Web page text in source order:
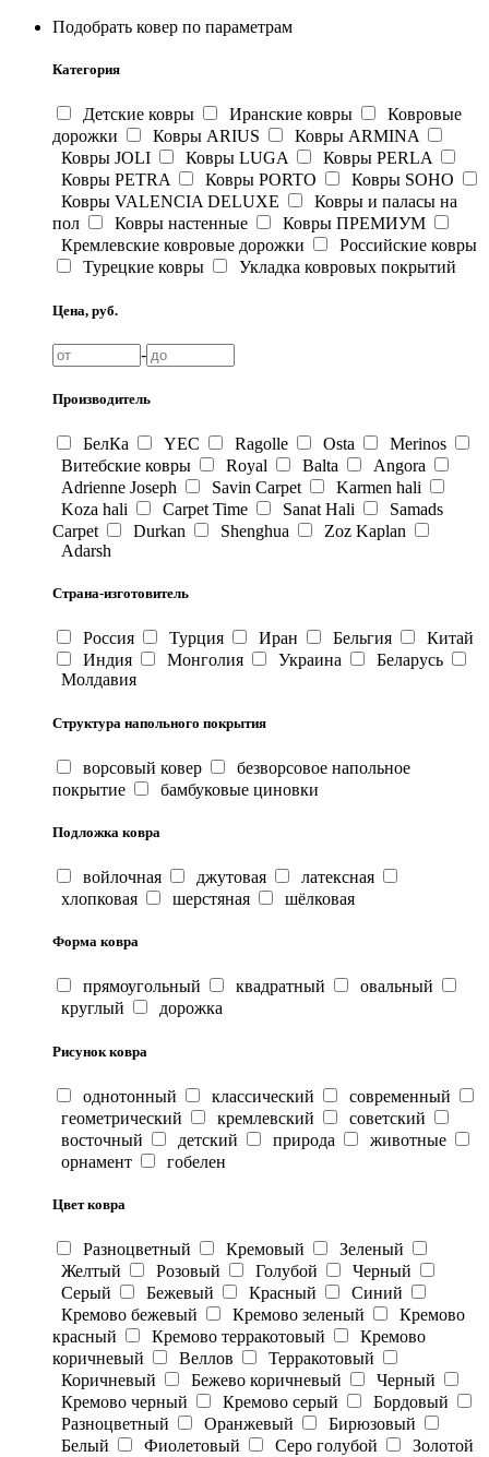
Подобрать ковер по параметрам
Категория
Детские ковры Иранские ковры
Ковровые
дорожки
Ковры ARIUS
Ковры ARMINA
Ковры JOLI
Ковры LUGA
Ковры PERLA
Ковры PETRA
Ковры PORTO
Ковры SOHO
Ковры VALENCIA DELUXE
Ковры и паласы на
пол
Ковры настенные
Ковры ПРЕМИУМ
Кремлевские ковровые дорожки
Российские ковры
Турецкие ковры
Укладка ковровых покрытий
Цена, руб.
-
Производитель
БелКа YEC Ragolle Osta
Merinos
Витебские ковры
Royal Balta
Angora
Adrienne Joseph
Savin Carpet
Karmen hali
Koza hali
Carpet Time Sanat Hali
Samads
Carpet
Durkan Shenghua
Zoz Kaplan
Adarsh
Страна-изготовитель
Россия Турция Иран Бельгия
Китай
Индия
Монголия Украина
Беларусь
Молдавия
Структура напольного покрытия
ворсовый ковер
безворсовое напольное
покрытие
бамбуковые циновки
Подложка ковра
войлочная джутовая
латексная
хлопковая
шерстяная шёлковая
Форма ковра
прямоугольный квадратный
овальный
круглый
дорожка
Рисунок ковра
однотонный классический
современный
геометрический
кремлевский
советский
восточный
детский природа
животные
орнамент
гобелен
Цвет ковра
Разноцветный Кремовый
Зеленый
Желтый
Розовый Голубой
Черный
Серый
Бежевый Красный
Синий
Кремово бежевый
Кремово зеленый
Кремово
красный
Кремово терракотовый
Кремово
коричневый
Веллов
Терракотовый
Коричневый
Бежево коричневый
Черный
Кремово черный
Кремово серый
Бордовый
Разноцветный
Оранжевый
Бирюзовый
Белый
Фиолетовый Серо голубой
Золотой